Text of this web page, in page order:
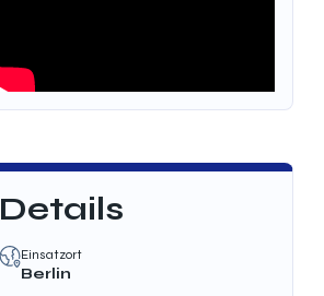
Details
Einsatzort
Berlin